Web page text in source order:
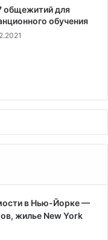
общежитий для
обучения
в Нью-Йорке —
жилье New York